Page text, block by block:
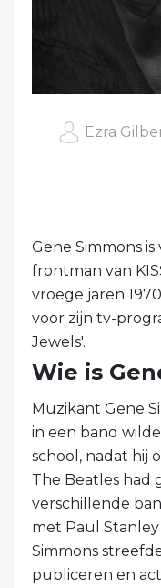
Ezra
Gene Simmons
frontman van
vroege jaren
voor zijn tv-
Jewels'.
Wie is
Muzikant Gene
in een band
school, nadat hij
The Beatles had
verschillende
met Paul
Simmons
publiceren en